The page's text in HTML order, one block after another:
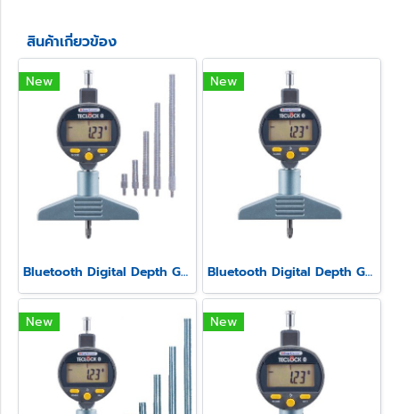
สินค้าเกี่ยวข้อง
New
Bluetooth Digital Depth Gauge Model SSD-214
New
Bluetooth Digital Depth Gauge Model SSD-213
New New